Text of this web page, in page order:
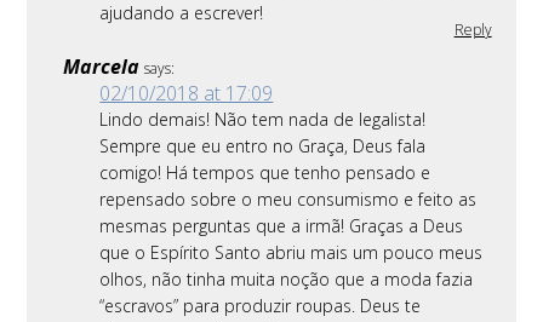
ajudando a escrever!
Reply
Marcela says:
02/10/2018 at 17:09
Lindo demais! Não tem nada de legalista!
Sempre que eu entro no Graça, Deus fala
comigo! Há tempos que tenho pensado e
repensado sobre o meu consumismo e feito as
mesmas perguntas que a irmã! Graças a Deus
que o Espírito Santo abriu mais um pouco meus
olhos, não tinha muita noção que a moda fazia
“escravos” para produzir roupas. Deus te